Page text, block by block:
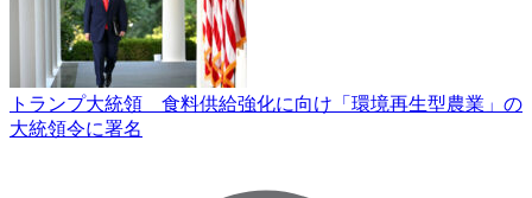
トランプ大統領 食料供給強化に向け「環境再生型農業」の
大統領令に署名